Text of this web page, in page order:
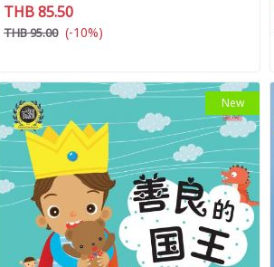
THB 85.50
THB 95.00 (-10%)
New